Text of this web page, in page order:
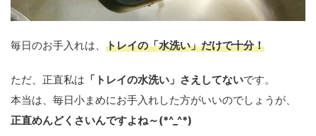
毎日のお手入れは、 トレイの「水洗い」だけで十分！
ただ、正直私は 「トレイの水洗い」さえしてないです。
本当は、毎日小まめにお手入れした方がいいのでしょうが、
正直めんどくさいんですよね～(*^_^*)